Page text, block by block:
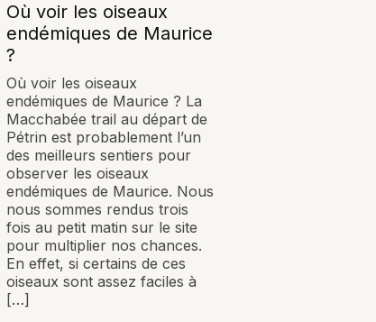
Où voir les oiseaux
endémiques de Maurice
?
Où voir les oiseaux
endémiques de Maurice ? La
Macchabée trail au départ de
Pétrin est probablement l’un
des meilleurs sentiers pour
observer les oiseaux
endémiques de Maurice. Nous
nous sommes rendus trois
fois au petit matin sur le site
pour multiplier nos chances.
En effet, si certains de ces
oiseaux sont assez faciles à
[…]